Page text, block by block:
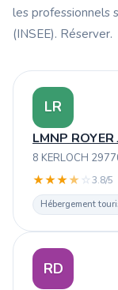
les professionnels
(INSEE). Réserver.
LR
LMNP
8 KERLOCH
★★★★ ☆3.8/5
Hébergement
RD